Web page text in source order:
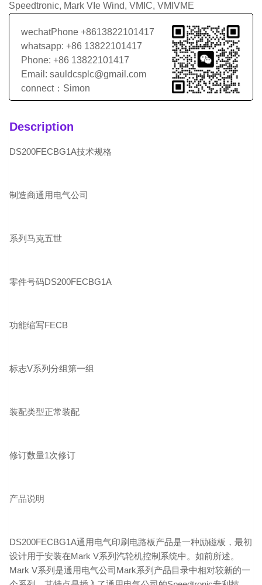
Speedtronic, Mark VIe Wind, VMIC, VMIVME
wechatPhone +8613822101417
whatsapp: +86 13822101417
Phone: +86 13822101417
Email: sauldcsplc@gmail.com
connect：Simon
Description
DS200FECBG1A技术规格
制造商通用电气公司
系列马克五世
零件号码DS200FECBG1A
功能缩写FECB
标志V系列分组第一组
装配类型正常装配
修订数量1次修订
产品说明
DS200FECBG1A通用电气印刷电路板产品是一种励磁板，最初
设计用于安装在Mark V系列汽轮机控制系统中。如前所述。
Mark V系列是通用电气公司Mark系列产品目录中相对较新的一